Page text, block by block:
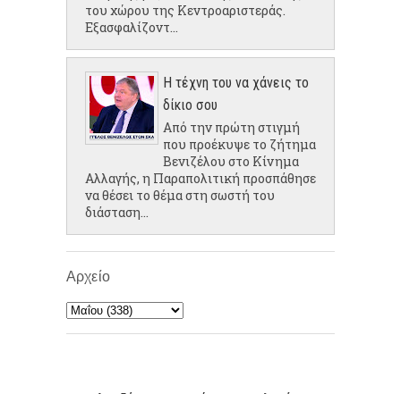
του χώρου της Κεντροαριστεράς.
Εξασφαλίζοντ...
Η τέχνη του να χάνεις το
δίκιο σου
Από την πρώτη στιγμή
που προέκυψε το ζήτημα
Βενιζέλου στο Κίνημα
Αλλαγής, η Παραπολιτική προσπάθησε
να θέσει το θέμα στη σωστή του
διάσταση...
Αρχείο